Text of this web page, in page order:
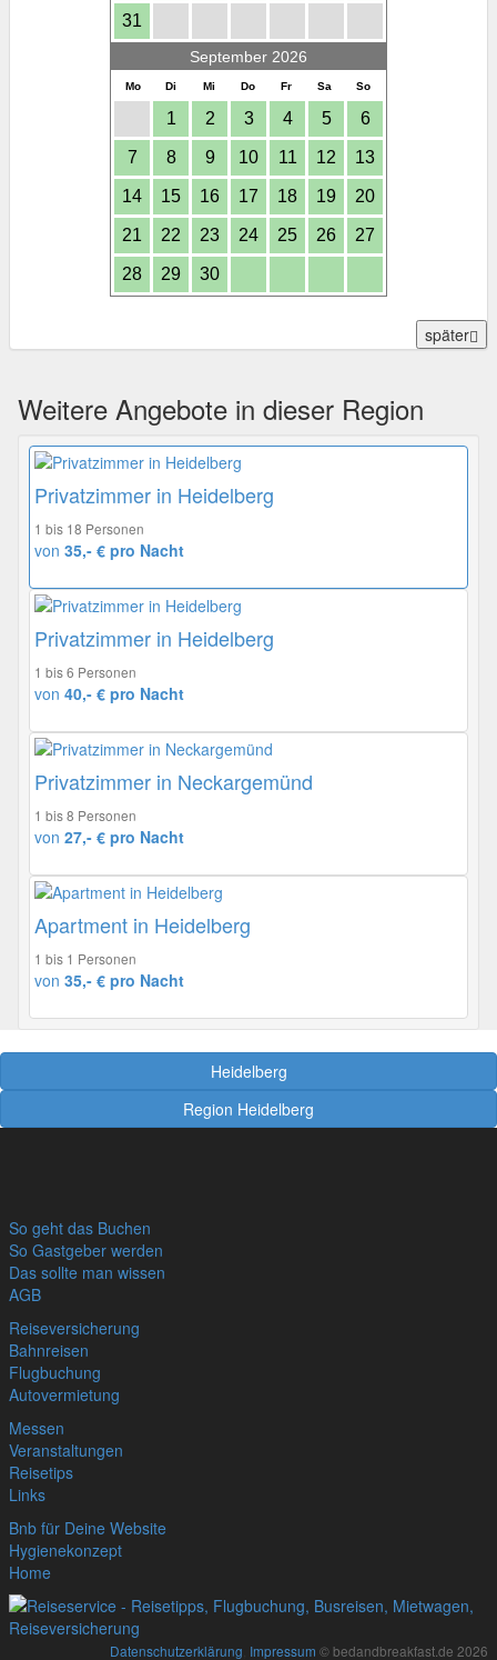
31
September 2026
Mo Di Mi Do Fr Sa So
1 2 3 4 5 6
7 8 9 10 11 12 13
14 15 16 17 18 19 20
21 22 23 24 25 26 27
28 29 30
später
Weitere Angebote in dieser Region
Privatzimmer in Heidelberg
1 bis 18 Personen
von 35,- € pro Nacht
Privatzimmer in Heidelberg
1 bis 6 Personen
von 40,- € pro Nacht
Privatzimmer in Neckargemünd
1 bis 8 Personen
von 27,- € pro Nacht
Apartment in Heidelberg
1 bis 1 Personen
von 35,- € pro Nacht
Heidelberg
Region Heidelberg
So geht das Buchen
So Gastgeber werden
Das sollte man wissen
AGB
Reiseversicherung
Bahnreisen
Flugbuchung
Autovermietung
Messen
Veranstaltungen
Reisetips
Links
Bnb für Deine Website
Hygienekonzept
Home
Datenschutzerklärung Impressum © bedandbreakfast.de 2026